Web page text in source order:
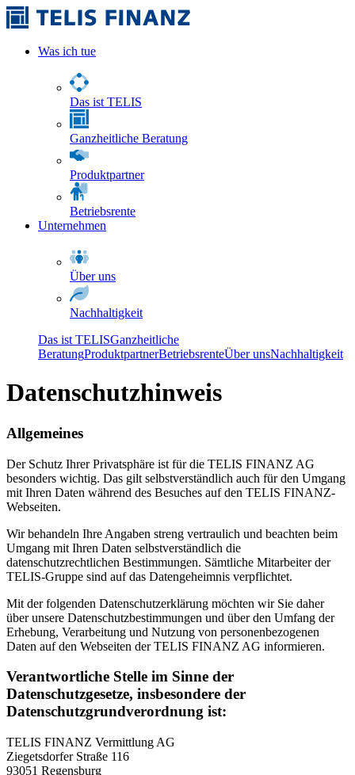
Was ich tue
Das ist TELIS
Ganzheitliche Beratung
Produktpartner
Betriebsrente
Unternehmen
Über uns
Nachhaltigkeit
Das ist TELISGanzheitliche
BeratungProduktpartnerBetriebsrenteÜber unsNachhaltigkeit
Datenschutzhinweis
Allgemeines
Der Schutz Ihrer Privatsphäre ist für die TELIS FINANZ AG
besonders wichtig. Das gilt selbstverständlich auch für den Umgang
mit Ihren Daten während des Besuches auf den TELIS FINANZ-
Webseiten.
Wir behandeln Ihre Angaben streng vertraulich und beachten beim
Umgang mit Ihren Daten selbstverständlich die
datenschutzrechtlichen Bestimmungen. Sämtliche Mitarbeiter der
TELIS-Gruppe sind auf das Datengeheimnis verpflichtet.
Mit der folgenden Datenschutzerklärung möchten wir Sie daher
über unsere Datenschutzbestimmungen und über den Umfang der
Erhebung, Verarbeitung und Nutzung von personenbezogenen
Daten auf den Webseiten der TELIS FINANZ AG informieren.
Verantwortliche Stelle im Sinne der
Datenschutzgesetze, insbesondere der
Datenschutzgrundverordnung ist:
TELIS FINANZ Vermittlung AG
Ziegetsdorfer Straße 116
93051 Regensburg